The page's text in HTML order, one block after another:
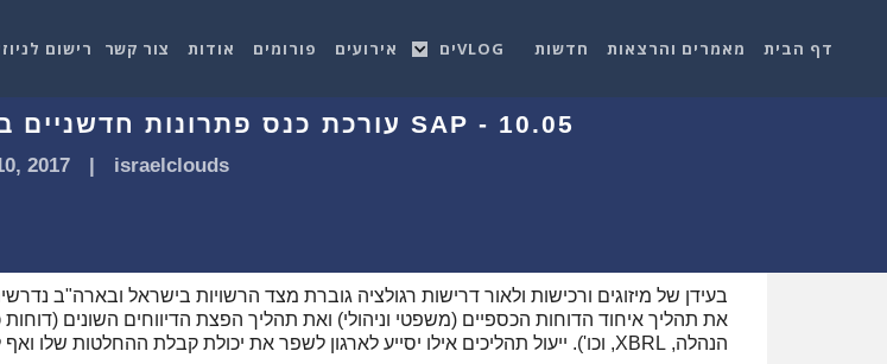
דף הבית מאמרים והרצאות חדשות VLOGים אירועים פורומים אודות צור קשר רישום
10.05 - SAP עורכת כנס פתרונות חדשניים בנושא איחוד דוחות ודיווח כספי
israelclouds
|
2017
בעידן של מיזוגים ורכישות ולאור דרישות רגולציה גוברת מצד הרשויות בישראל ובארה"ב
את תהליך איחוד הדוחות הכספיים (משפטי וניהולי) ואת תהליך הפצת הדיווחים השונים
הנהלה, XBRL, וכו'). ייעול תהליכים אילו יסייע לארגון לשפר את יכולת קבלת ההחלטות שלו ואף לצמוח עסקית.